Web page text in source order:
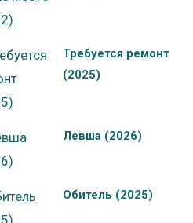
Требуется ремонт
(2025)
Левша (2026)
Обитель (2025)